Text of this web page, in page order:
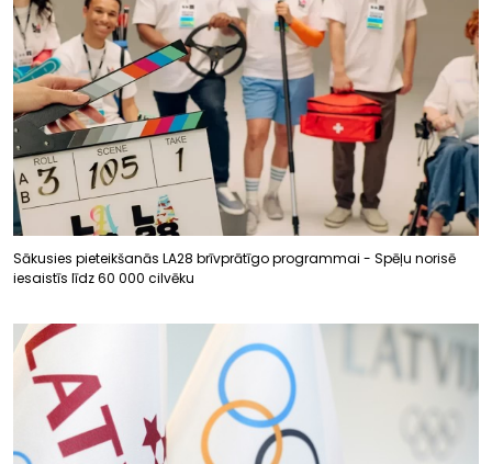
Sākusies pieteikšanās LA28 brīvprātīgo programmai - Spēļu norisē
iesaistīs līdz 60 000 cilvēku